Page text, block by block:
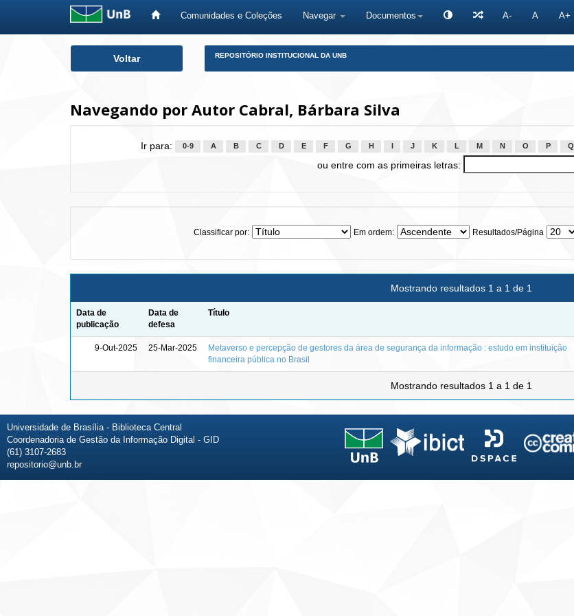
Comunidades e Coleções Navegar Documentos A- A A+
Voltar REPOSITÓRIO INSTITUCIONAL DA UNB
Navegando por Autor Cabral, Bárbara Silva
Ir para: 0-9 A B C D E F G H J K L M N O P Q
ou entre com as primeiras letras:
Classificar por: Em ordem: Resultados/Página
Mostrando resultados 1 a 1 de 1
Data de
publicação
Data de
defesa
Título
9-Out-2025 25-Mar-2025
Metaverso e percepção de gestores da área de segurança da informação : estudo em instituição
financeira pública no Brasil
Mostrando resultados 1 a 1 de 1
Universidade de Brasília - Biblioteca Central
Coordenadoria de Gestão da Informação Digital - GID
(61) 3107-2683
repositorio@unb.br